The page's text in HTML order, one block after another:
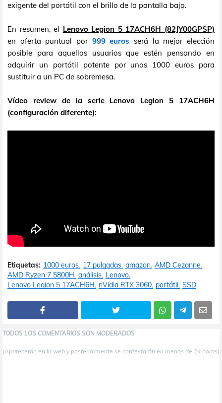
exigente del portátil con el brillo de la pantalla bajo.
En resumen, el Lenovo Legion 5 17ACH6H (82JY00GPSP)
en oferta puntual por 999 euros será la mejor elección
posible para aquellos usuarios que estén pensando en
adquirir un portátil potente por unos 1000 euros para
sustituir a un PC de sobremesa.
Vídeo review de la serie Lenovo Legion 5 17ACH6H
(configuración diferente):
Etiquetas: 1000 euros 17 pulgadas amazon AMD Cezanne
AMD Ryzen 7 5800H análisis Lenovo
Lenovo Legion 5 17ACH6H nVidia RTX 3060 portátil SSD
TODOS LOS COMENTARIOS SON MODERADOS
(Aparecerán en la web y posteriormente se contestarán en menos de 24 horas)